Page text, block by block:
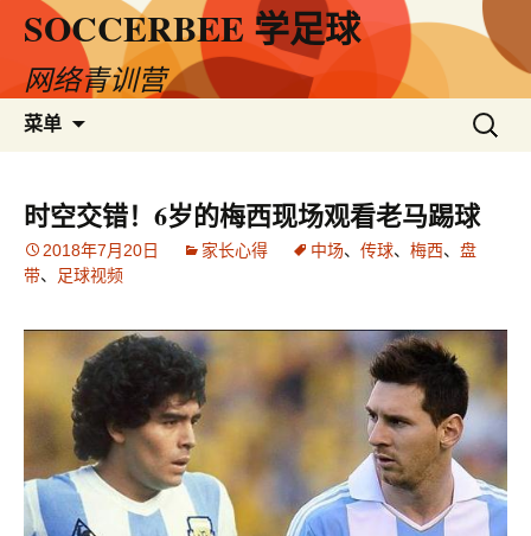
SOCCERBEE 学足球
网络青训营
菜单
容
搜
索：
时空交错！6岁的梅西现场观看老马踢球
2018年7月20日 家长心得 中场、 传球、 梅西、 盘
带、 足球视频